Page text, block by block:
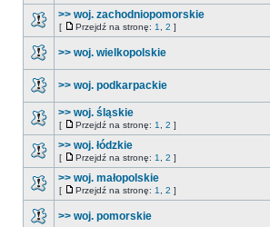
>> woj. zachodniopomorskie
[ Przejdź na stronę: 1 2 ]
>> woj. wielkopolskie
>> woj. podkarpackie
>> woj. śląskie
[ Przejdź na stronę: 1 2 ]
>> woj. łódzkie
[ Przejdź na stronę: 1 2 ]
>> woj. małopolskie
[ Przejdź na stronę: 1 2 ]
>> woj. pomorskie